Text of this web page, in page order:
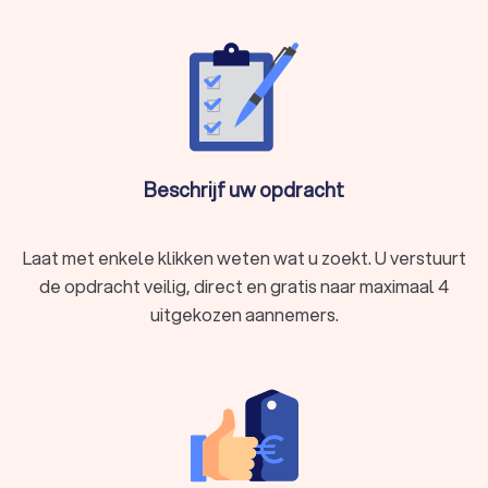
Beschrijf uw opdracht
Laat met enkele klikken weten wat u zoekt. U verstuurt
de opdracht veilig, direct en gratis naar maximaal 4
uitgekozen aannemers.